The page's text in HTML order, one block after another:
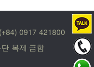
(+84) 0917 421800
복제 금함